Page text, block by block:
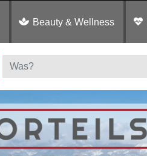
Beauty & Wellness